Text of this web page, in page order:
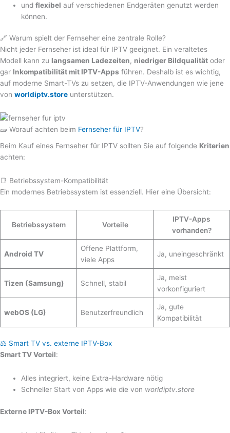
undflexibel auf verschiedenen Endgeräten genutzt werden
können.
🔗 Warum spielt der Fernseher eine zentrale Rolle?
Nicht jeder Fernseher ist ideal für IPTV geeignet. Ein veraltetes
Modell kann zu langsamen Ladezeiten, niedriger Bildqualität oder
gar Inkompatibilität mit IPTV-Apps führen. Deshalb ist es wichtig,
auf moderne Smart-TVs zu setzen, die IPTV-Anwendungen wie jene
von worldiptv.store unterstützen.
🧱 Worauf achten beim Fernseher für IPTV?
Beim Kauf eines Fernseher für IPTV sollten Sie auf folgende Kriterien
achten:
📑 Betriebssystem-Kompatibilität
Ein modernes Betriebssystem ist essenziell. Hier eine Übersicht:
Betriebssystem Vorteile
IPTV-Apps
vorhanden?
Android TV
Offene Plattform,
viele Apps
Ja, uneingeschränkt
Tizen (Samsung) Schnell, stabil
Ja, meist
vorkonfiguriert
webOS (LG) Benutzerfreundlich
Ja, gute
Kompatibilität
⚖️ Smart TV vs. externe IPTV-Box
Smart TV Vorteil:
Alles integriert, keine Extra-Hardware nötig
Schneller Start von Apps wie die von worldiptv.store
Externe IPTV-Box Vorteil: